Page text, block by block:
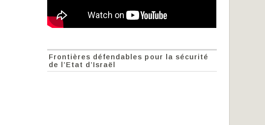
Frontières défendables pour la sécurité
de l’Etat d’Israël